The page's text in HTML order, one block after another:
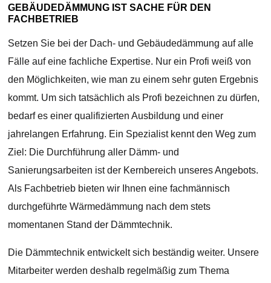
GEBÄUDEDÄMMUNG IST SACHE FÜR DEN
FACHBETRIEB
Setzen Sie bei der Dach- und Gebäudedämmung auf alle
Fälle auf eine fachliche Expertise. Nur ein Profi weiß von
den Möglichkeiten, wie man zu einem sehr guten Ergebnis
kommt. Um sich tatsächlich als Profi bezeichnen zu dürfen,
bedarf es einer qualifizierten Ausbildung und einer
jahrelangen Erfahrung. Ein Spezialist kennt den Weg zum
Ziel: Die Durchführung aller Dämm- und
Sanierungsarbeiten ist der Kernbereich unseres Angebots.
Als Fachbetrieb bieten wir Ihnen eine fachmännisch
durchgeführte Wärmedämmung nach dem stets
momentanen Stand der Dämmtechnik.
Die Dämmtechnik entwickelt sich beständig weiter. Unsere
Mitarbeiter werden deshalb regelmäßig zum Thema